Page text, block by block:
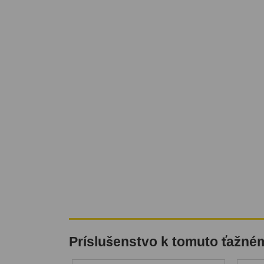
Príslušenstvo k tomuto